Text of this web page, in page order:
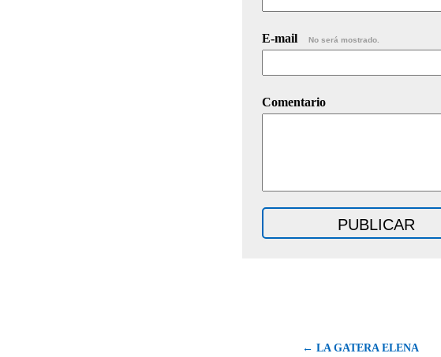
E-mail No será mostrado.
Comentario
← LA GATERA ELENA